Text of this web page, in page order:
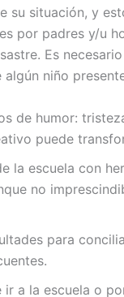
su situación, y
por padres y/u
Es
niño
de humor:
puede
la escuela con
no
para
ir a la escuela o